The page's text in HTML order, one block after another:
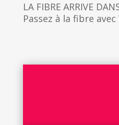
LA FIBRE ARRIVE
Passez à la fibre avec